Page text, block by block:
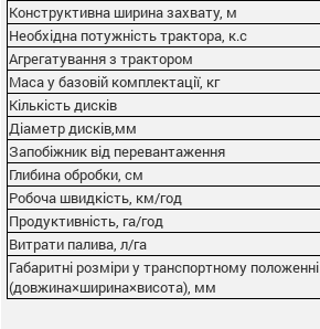
Конструктивна ширина захвату, м
Необхідна потужність трактора, к.с
Агрегатування з трактором
Маса у базовій комплектації, кг
Кількість дисків
Діаметр дисків,мм
Запобіжник від перевантаження
Глибина обробки, см
Робоча швидкість, км/год
Продуктивність, га/год
Витрати палива, л/га
Габаритні розміри у транспортному положенні
(довжина×ширина×висота), мм